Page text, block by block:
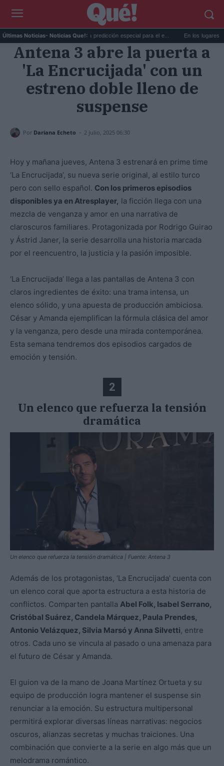
Últimas Noticias- Noticias Que!:
La AEMET prepara una predicción especial para el e... En los lugares más
Antena 3 abre la puerta a
'La Encrucijada' con un
estreno doble lleno de
suspense
Por Dariana Echeto - 2 julio, 2025 06:30
Hoy y mañana jueves, Antena 3 estrenará en prime time
‘La Encrucijada’, su nueva serie original, al estilo turco
pero con sello español. Con los primeros episodios
disponibles ya en Atresplayer, la ficción llega con una
mezcla de venganza y amor en una narrativa de
claroscuros familiares. Protagonizada por Rodrigo Guirao
y Ástrid Janer, la serie desarrolla una historia marcada
por el reencuentro, la justicia y la pasión imposible.
‘La Encrucijada’ llega a las pantallas de Antena 3 con
claros ingredientes de éxito: una trama intensa, un
elenco sólido, y una apuesta de producción ambiciosa.
César y Amanda ejemplifican la fórmula clásica del amor
y la venganza, pero desde una mirada contemporánea.
Esta semana tendremos dos episodios cargados de
emoción y tensión.
2
Un elenco que refuerza la tensión
dramática
Un elenco que refuerza la tensión dramática | Fuente: Antena 3
Además de los protagonistas, ‘La Encrucijada’ cuenta con
un elenco coral que aporta estructura a esta historia de
conflictos. Comparten pantalla Abel Folk, Isabel Serrano,
Cristóbal Suárez, Candela Márquez, Paula Prendes,
Antonio Velázquez, Silvia Marsó y Anna Silvetti, entre
otros. Cada uno se vincula al pasado o una amenaza para
el futuro de César y Amanda.
El guion va de la mano de Joana Martínez Ortueta y su
equipo de producción logra mantener el suspense sin
renunciar a la emoción. Su estructura multipersonal
permitirá explorar diversas líneas narrativas: negocios
oscuros, alianzas secretas y muchas traiciones. Una
combinación que convierte a la serie en algo más que un
melodrama romántico.